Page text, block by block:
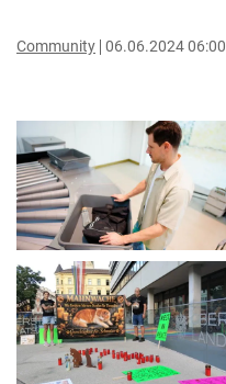
Community 06.06.2024 06:00